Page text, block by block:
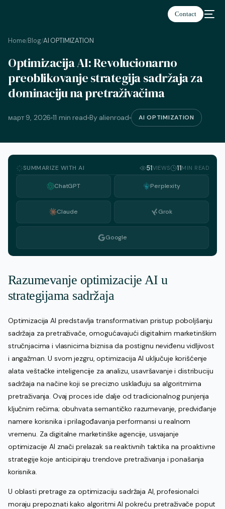
Contact
Home/Blog/AI OPTIMIZATION
Optimizacija AI: Revolucionarno
preoblikovanje strategija sadržaja za
dominaciju na pretraživačima
март 9, 2026 11 min read By alienroad AI OPTIMIZATION
SUMMARIZE WITH AI 51VIEWS 11MIN READ
ChatGPT Perplexity
Claude Grok
Google
Razumevanje optimizacije AI u
strategijama sadržaja
Optimizacija AI predstavlja transformativan pristup poboljšanju
sadržaja za pretraživače, omogućavajući digitalnim marketinškim
stručnjacima i vlasnicima biznisa da postignu neviđenu vidljivost
i angažman. U svom jezgru, optimizacija AI uključuje korišćenje
alata veštačke inteligencije za analizu, usavršavanje i distribuciju
sadržaja na načine koji se precizno usklađuju sa algoritmima
pretraživanja. Ovaj proces ide dalje od tradicionalnog punjenja
ključnim rečima; obuhvata semantičko razumevanje, predviđanje
namere korisnika i prilagođavanja performansi u realnom
vremenu. Za digitalne marketinške agencije, usvajanje
optimizacije AI znači prelazak sa reaktivnih taktika na proaktivne
strategije koje anticipiraju trendove pretraživanja i ponašanja
korisnika.
U oblasti pretrage za optimizaciju sadržaja AI, profesionalci
moraju prepoznati kako algoritmi AI pokreću pretraživače poput
српски